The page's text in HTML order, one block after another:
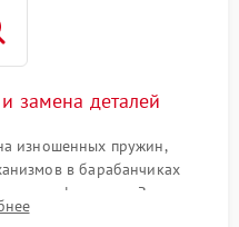
замена деталей
изношенных пружин,
в барабанчиках
в трансфокаторе. Замена
или восстановление